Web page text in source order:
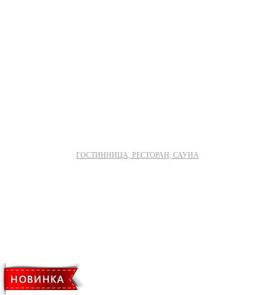
ГОСТИННИЦА, РЕСТОРАН, САУНА